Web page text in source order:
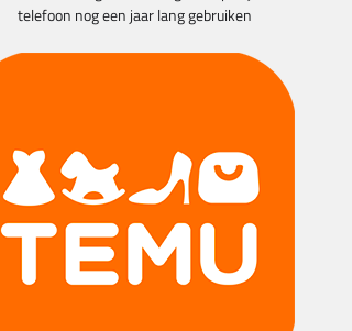
telefoon nog een jaar lang gebruiken